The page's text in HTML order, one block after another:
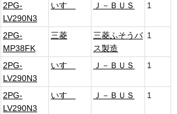
2PG-
LV290N3
いすゞ Ｊ－ＢＵＳ 1
2PG-
MP38FK
三菱
三菱ふそうバ
ス製造
1
2PG-
LV290N3
いすゞ Ｊ－ＢＵＳ 1
2PG-
LV290N3
いすゞ Ｊ－ＢＵＳ 1